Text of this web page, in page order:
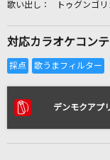
リアル
トゥグンゴ
対応カラオケコン
デンモクアプ